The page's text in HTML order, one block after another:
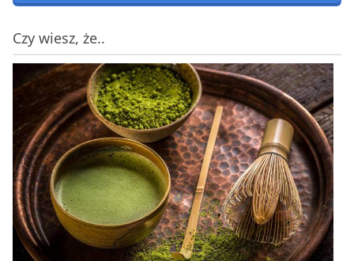
Czy wiesz, że..